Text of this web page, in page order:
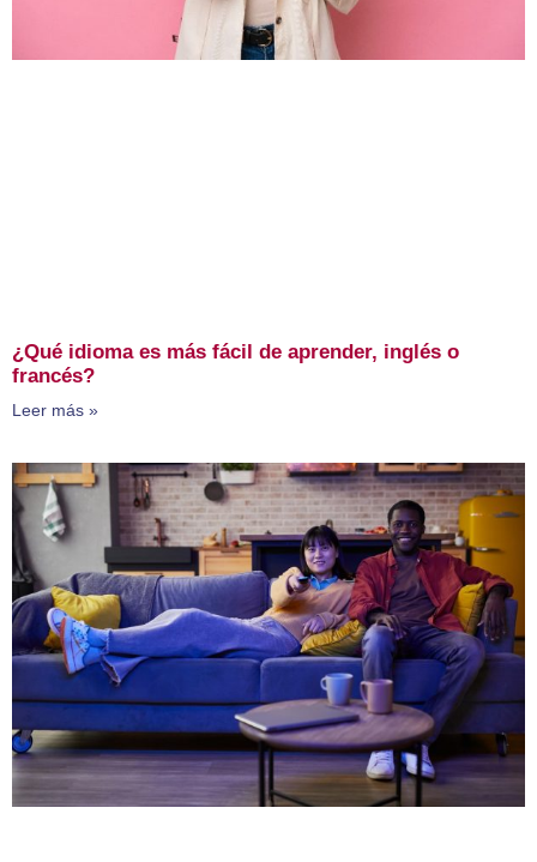
¿Qué idioma es más fácil de aprender, inglés o
francés?
Leer más »